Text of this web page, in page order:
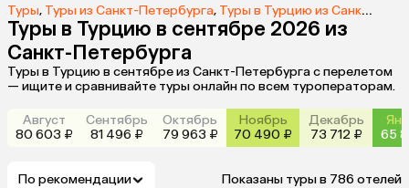
Туры, Туры из Санкт-Петербурга, Туры в Турцию из Санкт-Петербурга
Туры в Турцию в сентябре 2026 из
Санкт-Петербурга
Туры в Турцию в сентябре из Санкт-Петербурга с перелетом
— ищите и сравнивайте туры онлайн по всем туроператорам.
Август
80 603 ₽
Сентябрь
81 496 ₽
Октябрь
79 963 ₽
Ноябрь
70 490 ₽
Декабрь
73 712 ₽
65
По рекомендации Показаны туры в 786 отелей